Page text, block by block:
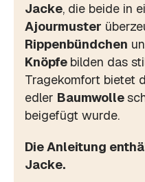
Jacke, die beide in
Ajourmuster
Rippenbündchen
Knöpfe bilden das
Tragekomfort bietet
edler Baumwolle
beigefügt wurde.
Die Anleitung
Jacke.